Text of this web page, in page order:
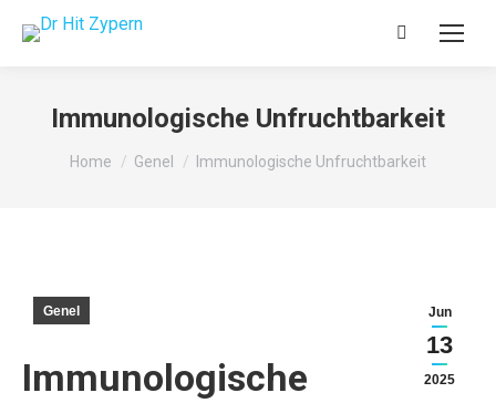
Search:
Immunologische Unfruchtbarkeit
You are here:
Home Genel Immunologische Unfruchtbarkeit
Jun
13
2025
Genel
Immunologische